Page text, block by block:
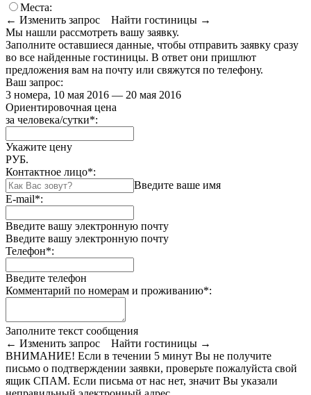
Места:
← Изменить запрос
Найти гостиницы →
Мы нашли рассмотреть вашу заявку.
Заполните оставшиеся данные, чтобы отправить заявку сразу
во все найденные гостиницы. В ответ они пришлют
предложения вам на почту или свяжутся по телефону.
Ваш запрос:
3 номера, 10 мая 2016 — 20 мая 2016
Ориентировочная цена
за человека/сутки*:
Укажите цену
РУБ.
Контактное лицо*:
Введите ваше имя
E-mail*:
Введите вашу электронную почту
Введите вашу электронную почту
Телефон*:
Введите телефон
Комментарий по номерам и проживанию*:
Заполните текст сообщения
← Изменить запрос
Найти гостиницы →
ВНИМАНИЕ! Если в течении 5 минут Вы не получите
письмо о подтверждении заявки, проверьте пожалуйста свой
ящик СПАМ. Если письма от нас нет, значит Вы указали